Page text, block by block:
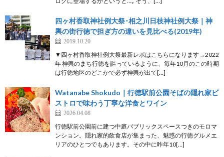
四ヶ村香取神社例大祭･相之川日枝神社例大祭｜神
輿の街行徳で担ぎ方の違いを見比べる(2019年)
2019.10.20
▼四ヶ村香取神社例大祭最新レポはこちらになります→2022
年 神輿のまち行徳を謳っているように、毎年10月のこの時期
は行徳地区のどこかで必ず神輿が出て[…]
Watanabe Shokudo｜行徳駅前公園そばの隠れ家ビ
ストロで味わう丁寧な洋食とワイン
2026.04.08
行徳駅前公園前に建つ中庭パブリックスペースつきのモロマ
ンション。隠れ家的飲食店が集まった、魅惑の行徳グルメエ
リアのひとつでもあります。その中に昨年10[…]